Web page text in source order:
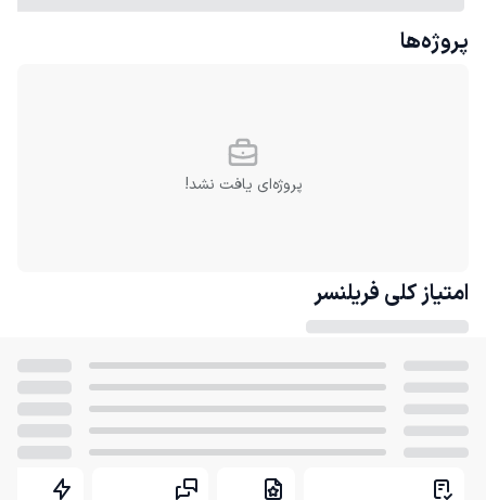
پروژه‌ها
پروژه‌ای یافت نشد!
امتیاز کلی فریلنسر